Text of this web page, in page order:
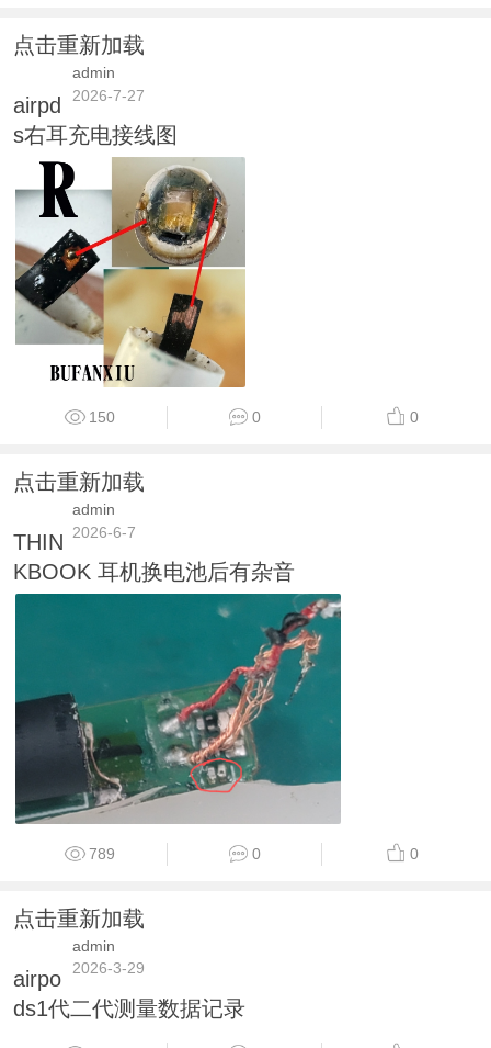
点击重新加载
admin
2026-7-27
airpd
s右耳充电接线图
150 0 0
点击重新加载
admin
2026-6-7
THIN
KBOOK 耳机换电池后有杂音
789 0 0
点击重新加载
admin
2026-3-29
airpo
ds1代二代测量数据记录